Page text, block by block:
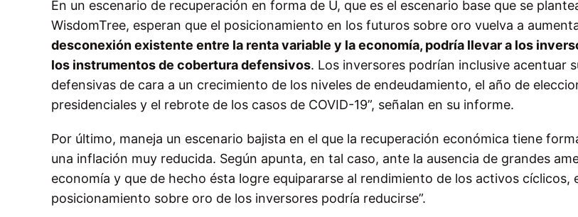
En un escenario de recuperación en forma de U, que es el escenario base que se
WisdomTree, esperan que el posicionamiento en los futuros sobre oro vuelva a
desconexión existente entre la renta variable y la economía, podría llevar a los
los instrumentos de cobertura defensivos. Los inversores podrían inclusive acentuar
defensivas de cara a un crecimiento de los niveles de endeudamiento, el año de
presidenciales y el rebrote de los casos de COVID-19”, señalan en su informe.
Por último, maneja un escenario bajista en el que la recuperación económica tiene
una inflación muy reducida. Según apunta, en tal caso, ante la ausencia de grandes
economía y que de hecho ésta logre equipararse al rendimiento de los activos cíclicos,
posicionamiento sobre oro de los inversores podría reducirse”.